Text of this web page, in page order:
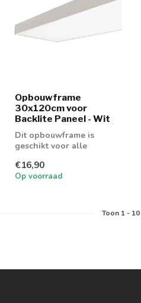
Opbouwframe
30x120cm voor
Backlite Paneel - Wit
Dit opbouwframe is
geschikt voor alle
panelen
€16,90
Op voorraad
Toon 1- 10